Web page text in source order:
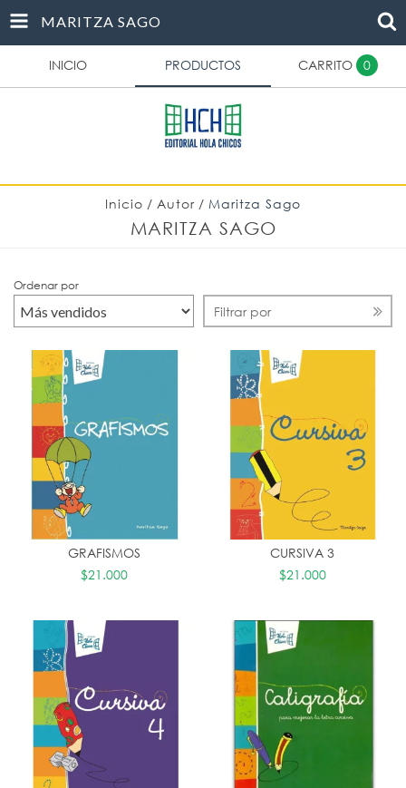
MARITZA SAGO
INICIO PRODUCTOS CARRITO 0
Inicio / Autor / Maritza Sago
MARITZA SAGO
Ordenar por
Filtrar por
GRAFISMOS
$21.000
CURSIVA 3
$21.000